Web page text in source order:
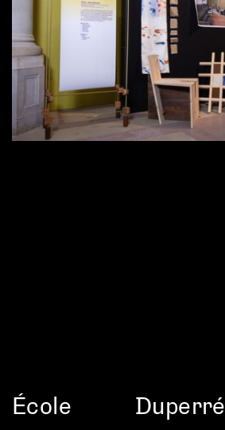
École Duperré